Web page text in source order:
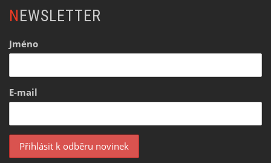
NEWSLETTER
Jméno
E-mail